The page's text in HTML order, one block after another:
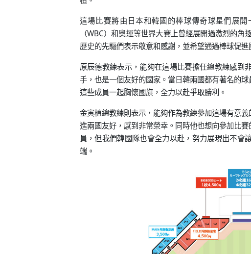
這場比賽將由日本和韓國的棒球傳奇球星們展
（WBC）和奧運等世界大賽上曾經展開過激烈的
歷史的先驅們表示敬意和感謝，並希望通過棒球促
原辰德教練表示，能夠在這場比賽擔任總教練感到
手，也是一個友好的國家。當日韓兩國都有著名的
這些成員一起胸懷國旗，全力以赴爭取勝利。
金寅植總教練則表示，能夠作為教練參加這場有意
進兩國友好，感到非常榮幸。同時他也想向參加比
員，但我們韓國隊也會全力以赴，努力展現出不會
端。